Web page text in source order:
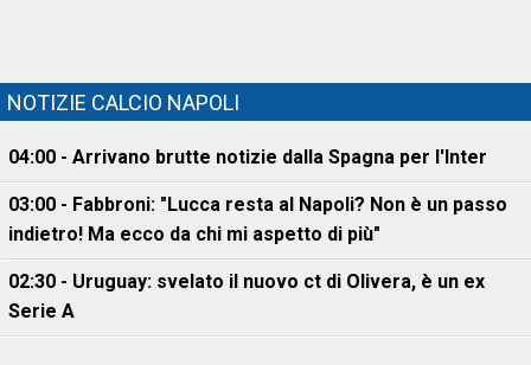
NOTIZIE CALCIO NAPOLI
04:00 - Arrivano brutte notizie dalla Spagna per l'Inter
03:00 - Fabbroni: "Lucca resta al Napoli? Non è un passo
indietro! Ma ecco da chi mi aspetto di più"
02:30 - Uruguay: svelato il nuovo ct di Olivera, è un ex
Serie A